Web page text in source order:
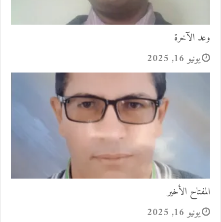
وعد الآخرة
يونيو 16, 2025
المفتاح الأخير
يونيو 16, 2025